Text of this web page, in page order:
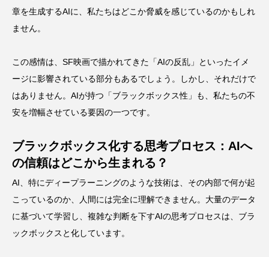
章を生成するAIに、私たちはどこか脅威を感じているのかもしれ
ません。
この感情は、SF映画で描かれてきた「AIの反乱」といったイメ
ージに影響されている部分もあるでしょう。しかし、それだけで
はありません。AIが持つ「ブラックボックス性」も、私たちの不
安を増幅させている要因の一つです。
ブラックボックス化する思考プロセス：AIへ
の信頼はどこから生まれる？
AI、特にディープラーニングのような技術は、その内部で何が起
こっているのか、人間には完全に理解できません。大量のデータ
に基づいて学習し、複雑な判断を下すAIの思考プロセスは、ブラ
ックボックスと化しています。